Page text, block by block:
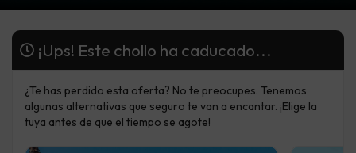
¡Ups! Este chollo ha caducado...
¿Te has perdido esta oferta? No te preocupes. Tenemos
algunas alternativas que seguro te van a encantar. ¡Elige la
tuya antes de que el tiempo se agote!